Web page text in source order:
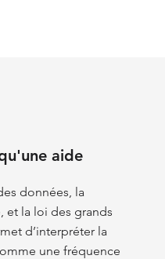
aide
données, la
et la loi des grands
d’interpréter la
une fréquence